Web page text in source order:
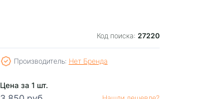
Код поиска: 27220
Производитель: Нет Бренда
Цена за 1 шт.